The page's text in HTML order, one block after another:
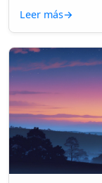
Leer más→